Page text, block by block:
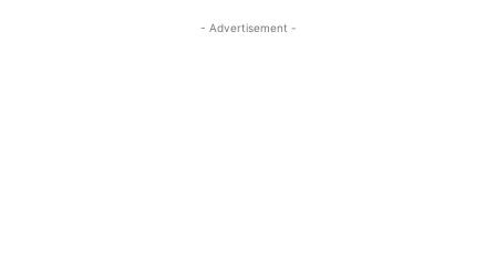
- Advertisement -